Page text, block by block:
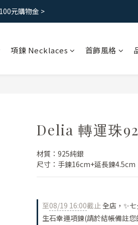
，港澳滿2500
元購物金 >
項鍊 Necklaces 首飾風格
Delia 轉運珠
材質：925純銀
尺寸：手鍊16cm+延長鍊4.5cm
至08/19 16:00截止全店，✨
生石幸運項鍊(請於結帳備註